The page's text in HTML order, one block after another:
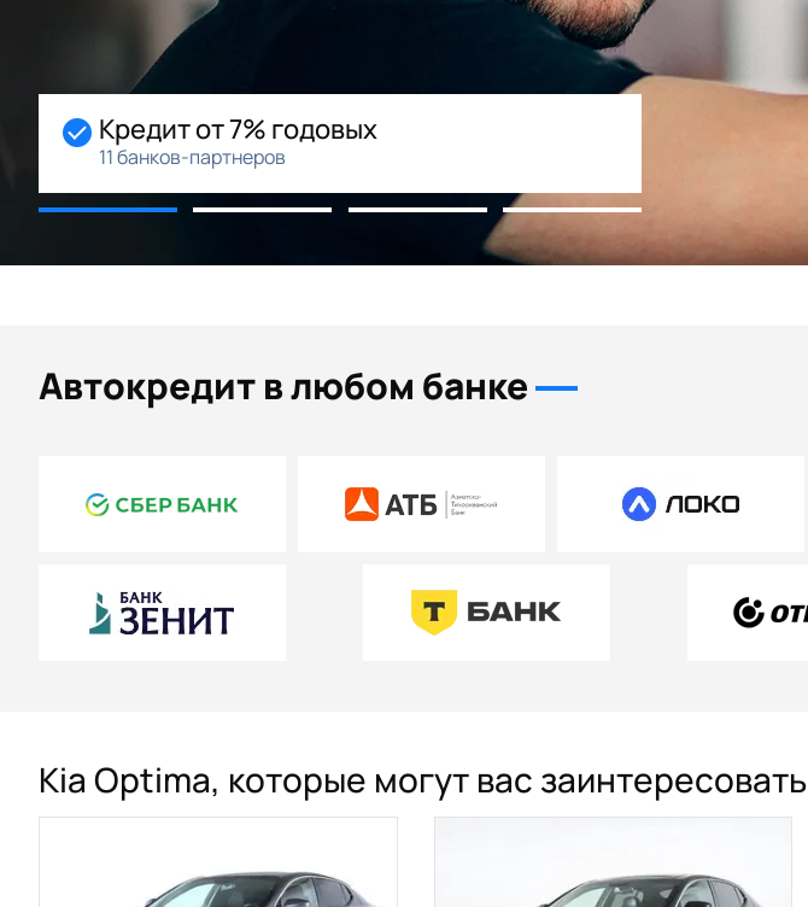
Кредит от 7% годовых
11 банков-партнеров
Автокредит в любом банке
Kia Optima, которые могут вас заинтересовать